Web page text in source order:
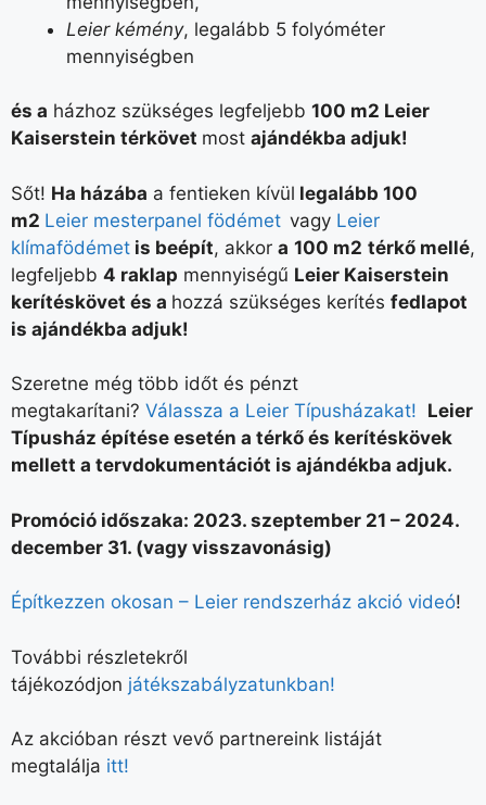
Leier kémény, legalább 5 folyóméter
mennyiségben
és a házhoz szükséges legfeljebb 100 m2 Leier
Kaiserstein térkövet most ajándékba adjuk!
Sőt! Ha házába a fentieken kívül legalább 100
m2 Leier mesterpanel födémet vagy Leier
klímafödémet is beépít, akkor a 100 m2 térkő mellé,
legfeljebb 4 raklap mennyiségű Leier Kaiserstein
kerítéskövet és a hozzá szükséges kerítés fedlapot
is ajándékba adjuk!
Szeretne még több időt és pénzt
megtakarítani? Válassza a Leier Típusházakat! Leier
Típusház építése esetén a térkő és kerítéskövek
mellett a tervdokumentációt is ajándékba adjuk.
Promóció időszaka: 2023. szeptember 21 – 2024.
december 31. (vagy visszavonásig)
Építkezzen okosan – Leier rendszerház akció videó!
További részletekről
tájékozódjon játékszabályzatunkban!
Az akcióban részt vevő partnereink listáját
megtalálja itt!